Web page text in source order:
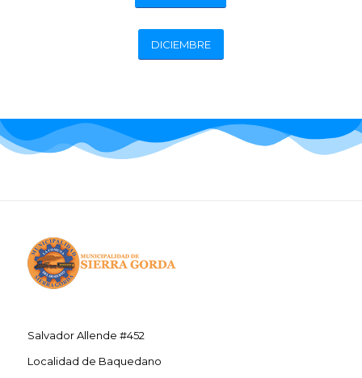
DICIEMBRE
Salvador Allende #452
Localidad de Baquedano